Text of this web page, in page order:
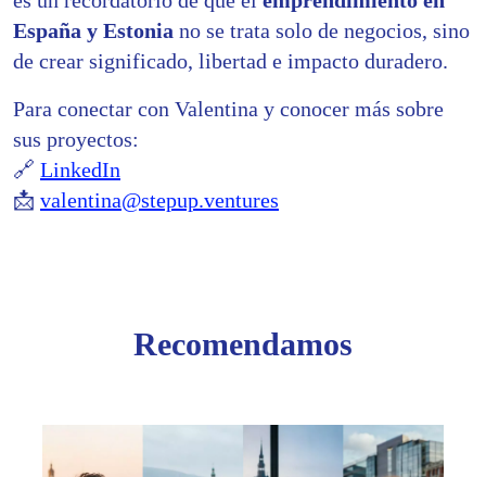
España y Estonia no se trata solo de negocios, sino
de crear significado, libertad e impacto duradero.
Para conectar con Valentina y conocer más sobre
sus proyectos:
🔗 LinkedIn
📩 valentina@stepup.ventures
Recomendamos